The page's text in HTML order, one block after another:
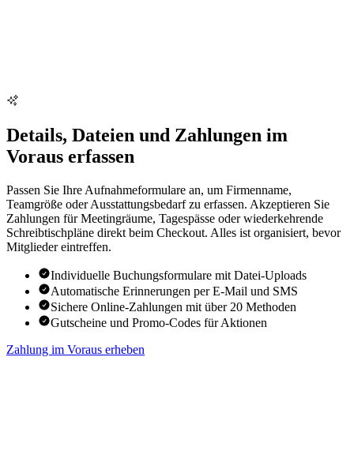
Details, Dateien und Zahlungen im
Voraus erfassen
Passen Sie Ihre Aufnahmeformulare an, um Firmenname,
Teamgröße oder Ausstattungsbedarf zu erfassen. Akzeptieren Sie
Zahlungen für Meetingräume, Tagespässe oder wiederkehrende
Schreibtischpläne direkt beim Checkout. Alles ist organisiert, bevor
Mitglieder eintreffen.
Individuelle Buchungsformulare mit Datei-Uploads
Automatische Erinnerungen per E-Mail und SMS
Sichere Online-Zahlungen mit über 20 Methoden
Gutscheine und Promo-Codes für Aktionen
Zahlung im Voraus erheben